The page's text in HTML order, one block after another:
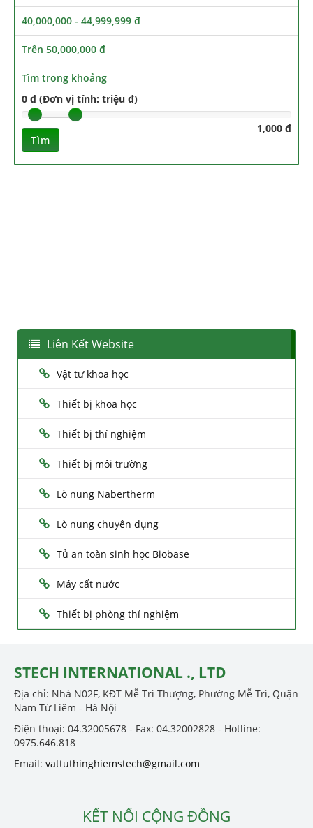
40,000,000 - 44,999,999 đ
Trên 50,000,000 đ
Tìm trong khoảng
0 đ (Đơn vị tính: triệu đ)
1,000 đ
Tìm
Liên Kết Website
Vật tư khoa học
Thiết bị khoa học
Thiết bị thí nghiệm
Thiết bị môi trường
Lò nung Nabertherm
Lò nung chuyên dụng
Tủ an toàn sinh học Biobase
Máy cất nước
Thiết bị phòng thí nghiệm
STECH INTERNATIONAL ., LTD
Địa chỉ: Nhà N02F, KĐT Mễ Trì Thượng, Phường Mễ Trì, Quận
Nam Từ Liêm - Hà Nội
Điện thoại: 04.32005678 - Fax: 04.32002828 - Hotline:
0975.646.818
Email: vattuthinghiemstech@gmail.com
KẾT NỐI CỘNG ĐỒNG